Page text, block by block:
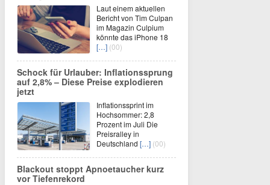
Laut einem aktuellen
Bericht von Tim Culpan
im Magazin Culpium
könnte das iPhone 18
[…] (00)
Schock für Urlauber: Inflationssprung
auf 2,8% – Diese Preise explodieren
jetzt
Inflationssprint im
Hochsommer: 2,8
Prozent im Juli Die
Preisralley in
Deutschland […] (00)
Blackout stoppt Apnoetaucher kurz
vor Tiefenrekord